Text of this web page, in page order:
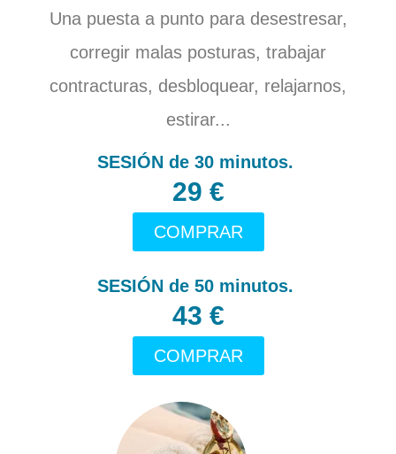
Una puesta a punto para desestresar,
corregir malas posturas, trabajar
contracturas, desbloquear, relajarnos,
estirar...
SESIÓN de 30 minutos.
29 €
COMPRAR
SESIÓN de 50 minutos.
43 €
COMPRAR